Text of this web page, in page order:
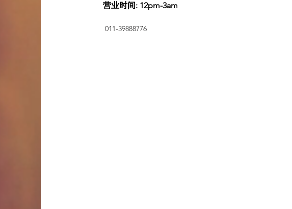
营业时间: 12pm-3am
011-39888776